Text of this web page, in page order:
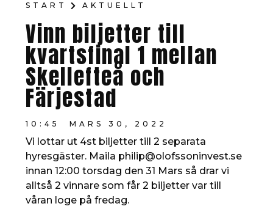
START AKTUELLT
Vinn biljetter till
kvartsfinal 1 mellan
Skellefteå och
Färjestad
10:45 MARS 30, 2022
Vi lottar ut 4st biljetter till 2 separata
hyresgäster. Maila philip@olofssoninvest.se
innan 12:00 torsdag den 31 Mars så drar vi
alltså 2 vinnare som får 2 biljetter var till
våran loge på fredag.